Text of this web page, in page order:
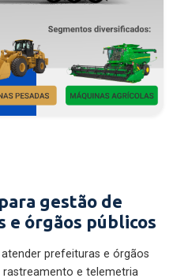
gestão de
órgãos públicos
prefeituras e órgãos
e telemetria